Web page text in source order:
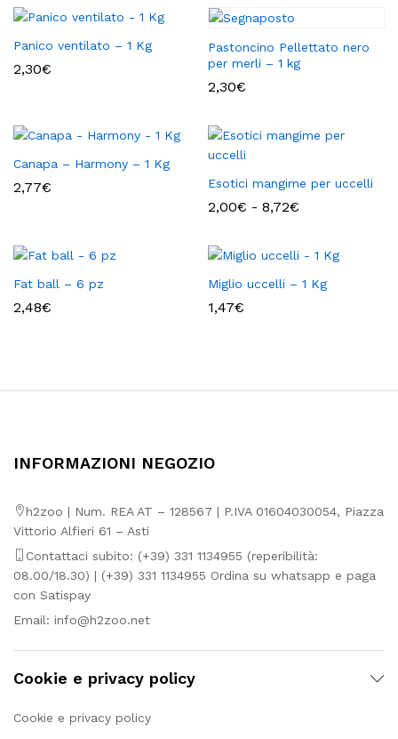
Panico ventilato – 1 Kg
2,30€
Pastoncino Pellettato nero
per merli – 1 kg
2,30€
Canapa – Harmony – 1 Kg
2,77€ Esotici mangime per uccelli
2,00€ - 8,72€
da
2,00€
a
8,72€
Fat ball – 6 pz
2,48€
Miglio uccelli – 1 Kg
1,47€
INFORMAZIONI NEGOZIO
h2zoo | Num. REA AT – 128567 | P.IVA 01604030054, Piazza
Vittorio Alfieri 61 – Asti
Contattaci subito: (+39) 331 1134955 (reperibilità:
08.00/18.30) | (+39) 331 1134955 Ordina su whatsapp e paga
con Satispay
Email: info@h2zoo.net
Cookie e privacy policy
Cookie e privacy policy